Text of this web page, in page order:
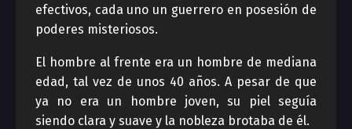
efectivos, cada uno un guerrero en posesión de
poderes misteriosos.
El hombre al frente era un hombre de mediana
edad, tal vez de unos 40 años. A pesar de que
ya no era un hombre joven, su piel seguía
siendo clara y suave y la nobleza brotaba de él.